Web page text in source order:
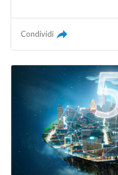
Condividi